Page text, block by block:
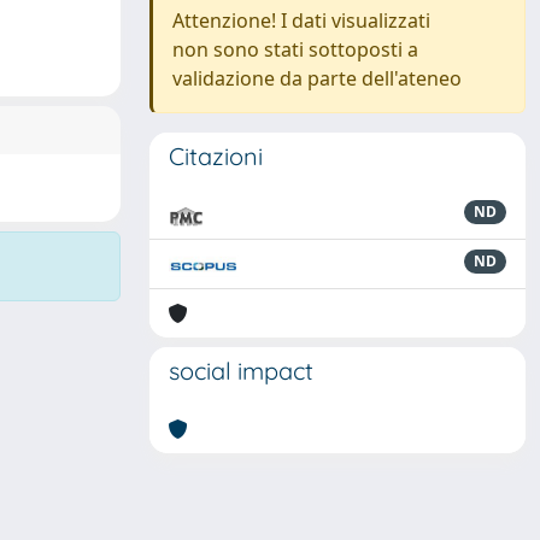
Attenzione! I dati visualizzati
non sono stati sottoposti a
validazione da parte dell'ateneo
Citazioni
ND
ND
social impact